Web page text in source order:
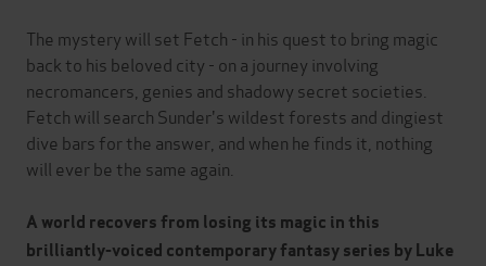
The mystery will set Fetch - in his quest to bring magic
back to his beloved city - on a journey involving
necromancers, genies and shadowy secret societies.
Fetch will search Sunder's wildest forests and dingiest
dive bars for the answer, and when he finds it, nothing
will ever be the same again.
A world recovers from losing its magic in this
brilliantly-voiced contemporary fantasy series by Luke